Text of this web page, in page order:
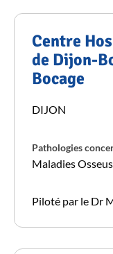
Centre
de Dijon-
Bocage
DIJON
Pathologies
Maladies
Piloté par le Dr